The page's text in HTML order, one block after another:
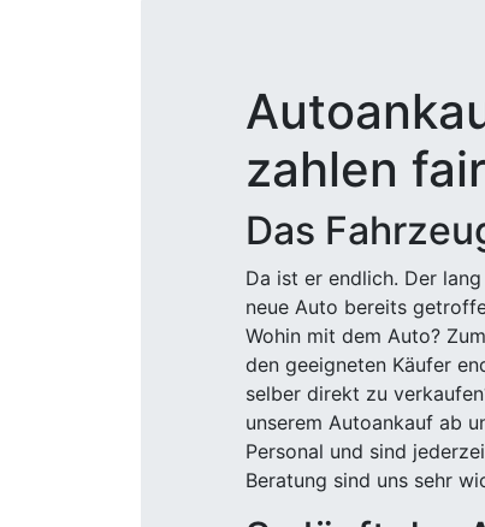
zahlen
Das
Da ist er endlich. Der
neue Auto bereits
Wohin mit dem Auto?
den geeigneten Käufer
selber direkt zu
unserem Autoankauf ab
Personal und sind
Beratung sind uns sehr